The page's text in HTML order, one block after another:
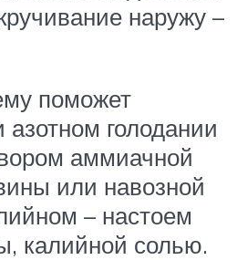
наружу –
поможет
голодании
аммиачной
или навозной
– настоем
калийной солью.